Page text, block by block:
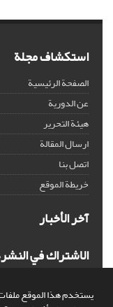
يستخدم هذا الموقع
استكشاف مجلة
الصفحة الرئيسية
عن الدورية
هيئة التحرير
ارسال المقالة
اتصل بنا
خريطة الموقع
آخر الأخبار
الاشتراك في
اشترك في النشرة